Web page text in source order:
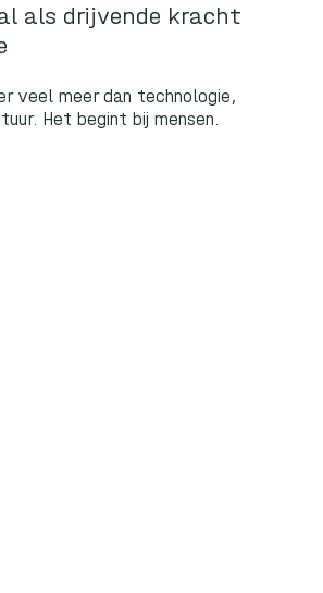
als drijvende kracht
veel meer dan technologie,
Het begint bij mensen.